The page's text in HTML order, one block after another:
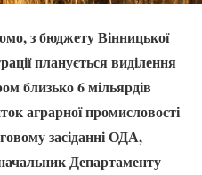
з бюджету Вінницької
планується виділення
близько 6 мільярдів
аграрної промисловості
засіданні ОДА,
Департаменту